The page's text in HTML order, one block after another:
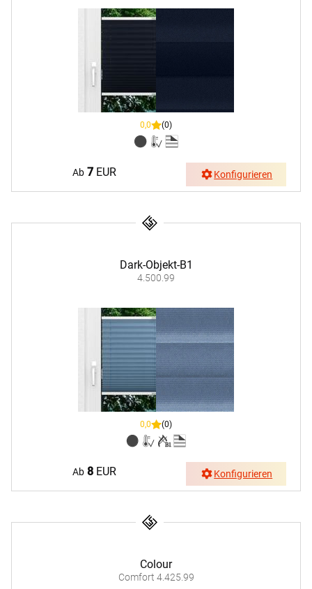
0,0 (0)
Ab 7EUR Konfigurieren
Dark-Objekt-B1
4.500.99
0,0 (0)
Ab 8EUR Konfigurieren
Colour
Comfort 4.425.99